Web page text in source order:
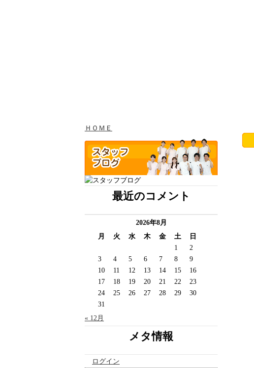
ＨＯＭＥ
最近のコメント
2026年8月
月
火 水 木 金 土
日
1
2
3
4 5 6 7 8
9
10
11 12 13 14 15
16
17
18 19 20 21 22
23
24
25 26 27 28 29
30
31
« 12月
メタ情報
ログイン